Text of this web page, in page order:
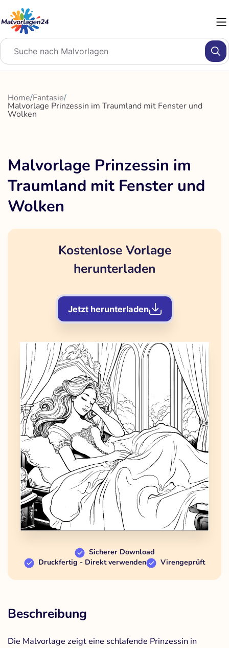
Inhalt
springen
Home/Fantasie/
Malvorlage Prinzessin im Traumland mit Fenster und
Wolken
Malvorlage Prinzessin im
Traumland mit Fenster und
Wolken
Kostenlose Vorlage
herunterladen
Jetzt herunterladen
Sicherer Download
Druckfertig - Direkt verwenden
Virengeprüft
Beschreibung
Die Malvorlage zeigt eine schlafende Prinzessin in